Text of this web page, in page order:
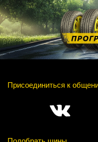
Присоединиться к